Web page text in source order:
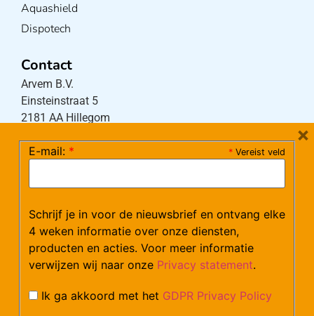
Aquashield
Dispotech
Contact
Arvem B.V.
Einsteinstraat 5
2181 AA Hillegom
(maandag – donderdag 08:30-17:15 uur / vrijdag
Mail:klantenservice@arvem.nl
Werken bij Arvem?
* Vereist veld
E-mail: *
Schrijf je in voor de nieuwsbrief en ontvang elke
4 weken informatie over onze diensten,
producten en acties. Voor meer informatie
verwijzen wij naar onze Privacy statement.
Ik ga akkoord met het GDPR Privacy Policy
×